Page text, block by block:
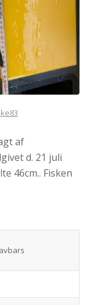
af
d. 21 juli
46cm.. Fisken